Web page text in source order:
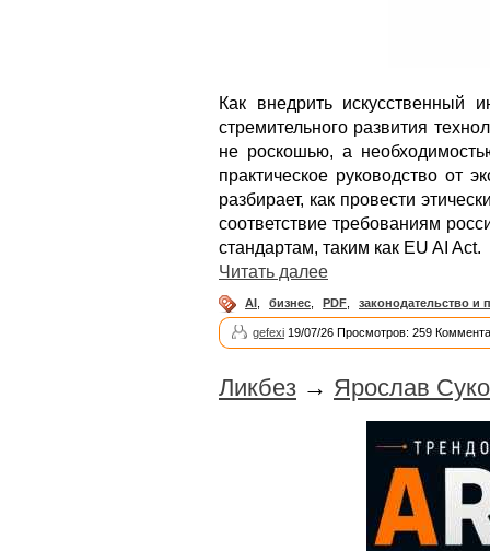
Как внедрить искусственный
стремительного развития
не роскошью, а
практическое руководство от
разбирает, как провести
соответствие требованиям
стандартам, таким как EU AI Act.
Читать далее
AI бизнес PDF законодательство и
gefexi 19/07/26 Просмотров: 259
Ликбез → Ярослав